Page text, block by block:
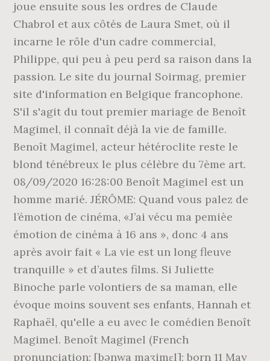
joue ensuite sous les ordres de Claude
Chabrol et aux côtés de Laura Smet, où il
incarne le rôle d'un cadre commercial,
Philippe, qui peu à peu perd sa raison dans la
passion. Le site du journal Soirmag, premier
site d'information en Belgique francophone.
S'il s'agit du tout premier mariage de Benoît
Magimel, il connaît déjà la vie de famille.
Benoît Magimel, acteur hétéroclite reste le
blond ténébreux le plus célèbre du 7ème art.
08/09/2020 16:28:00 Benoît Magimel est un
homme marié. JÉRÔME: Quand vous palez de
l’émotion de cinéma, «J’ai vécu ma pemièe
émotion de cinéma à 16 ans », donc 4 ans
après avoir fait « La vie est un long fleuve
tranquille » et d’autes films. Si Juliette
Binoche parle volontiers de sa maman, elle
évoque moins souvent ses enfants, Hannah et
Raphaël, qu'elle a eu avec le comédien Benoît
Magimel. Benoît Magimel (French
pronunciation: [bənwa maʒimɛl]; born 11 May